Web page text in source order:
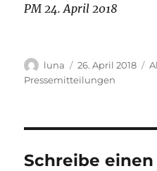
PM 24. April 2018
Autor
luna
Veröffentlicht
am
26. April 2018
Pressemitteilungen
Schreibe